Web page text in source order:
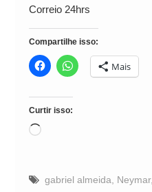
Correio 24hrs
Compartilhe isso:
Mais
Curtir isso:
Carregando...
gabriel almeida Neymar,